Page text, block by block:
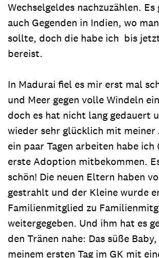
Wechselgeldes nachzuzählen.
auch Gegenden in Indien, wo
sollte, doch die habe ich bis
bereist.
In Madurai fiel es mir erst mal
und Meer gegen volle Windeln
doch es hat nicht lang gedauert
wieder sehr glücklich mit meiner
ein paar Tagen arbeiten habe
erste Adoption mitbekommen.
schön! Die neuen Eltern haben
gestrahlt und der Kleine wurde
Familienmitglied zu
weitergegeben. Und ihm hat es
den Tränen nahe: Das süße
meinem ersten Tag im GK mit